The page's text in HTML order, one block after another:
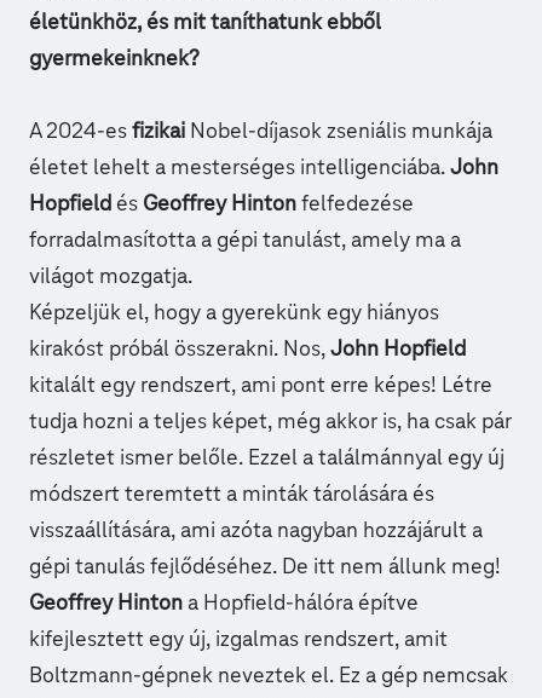
életünkhöz, és mit taníthatunk ebből
gyermekeinknek?
A 2024-es fizikai Nobel-díjasok zseniális munkája
életet lehelt a mesterséges intelligenciába. John
Hopfield és Geoffrey Hinton felfedezése
forradalmasította a gépi tanulást, amely ma a
világot mozgatja.
Képzeljük el, hogy a gyerekünk egy hiányos
kirakóst próbál összerakni. Nos, John Hopfield
kitalált egy rendszert, ami pont erre képes! Létre
tudja hozni a teljes képet, még akkor is, ha csak pár
részletet ismer belőle. Ezzel a találmánnyal egy új
módszert teremtett a minták tárolására és
visszaállítására, ami azóta nagyban hozzájárult a
gépi tanulás fejlődéséhez. De itt nem állunk meg!
Geoffrey Hinton a Hopfield-hálóra építve
kifejlesztett egy új, izgalmas rendszert, amit
Boltzmann-gépnek neveztek el. Ez a gép nemcsak